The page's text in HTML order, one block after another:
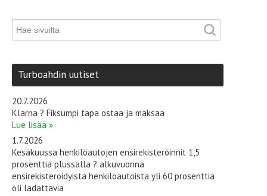
Turboahdin uutiset
20.7.2026
Klarna ? Fiksumpi tapa ostaa ja maksaa
Lue lisää »
1.7.2026
Kesäkuussa henkilöautojen ensirekisteröinnit 1,5
prosenttia plussalla ? alkuvuonna
ensirekisteröidyistä henkilöautoista yli 60 prosenttia
oli ladattavia